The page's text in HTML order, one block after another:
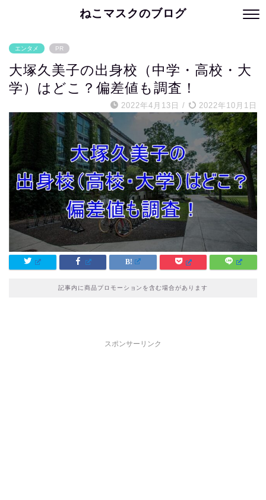
ねこマスクのブログ
エンタメ PR
大塚久美子の出身校（中学・高校・大
学）はどこ？偏差値も調査！
2022年4月13日 / 2022年10月1日
記事内に商品プロモーションを含む場合があります
スポンサーリンク